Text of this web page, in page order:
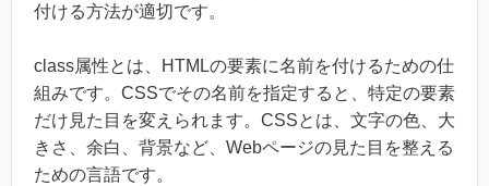
付ける方法が適切です。
class属性とは、HTMLの要素に名前を付けるための仕
組みです。CSSでその名前を指定すると、特定の要素
だけ見た目を変えられます。CSSとは、文字の色、大
きさ、余白、背景など、Webページの見た目を整える
ための言語です。